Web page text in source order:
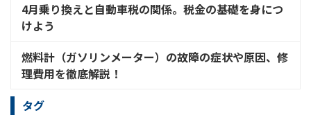
4月乗り換えと自動車税の関係。税金の基礎を身につ
けよう
燃料計（ガソリンメーター）の故障の症状や原因、修
理費用を徹底解説！
タグ